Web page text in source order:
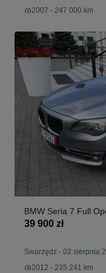
2007 - 247 000 km
BMW Seria 7 Full
39 900 zł
Swarzędz - 02 sierpnia
2012 - 235 241 km